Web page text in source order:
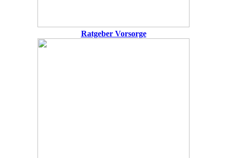
Ratgeber Vorsorge